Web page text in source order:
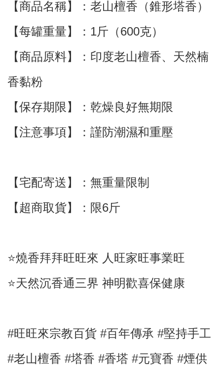
【商品名稱】：老山檀香（錐形塔香）
【每罐重量】：1斤（600克）
【商品原料】：印度老山檀香、 天然楠
香黏粉
【保存期限】：乾燥良好無期限
【注意事項】：謹防潮濕和重壓
【宅配寄送】 ： 無重量限制
【超商取貨】
：限6斤
⭐️燒香拜拜旺旺來 人旺家旺事業旺
⭐️天然沉香通三界 神明歡喜保健康
#旺旺來宗教百貨 #百年傳承 #堅持手工
#老山檀香 #塔香 #香塔 #元寶香 #煙供